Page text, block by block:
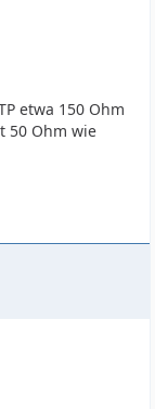
etwa 150 Ohm
50 Ohm wie